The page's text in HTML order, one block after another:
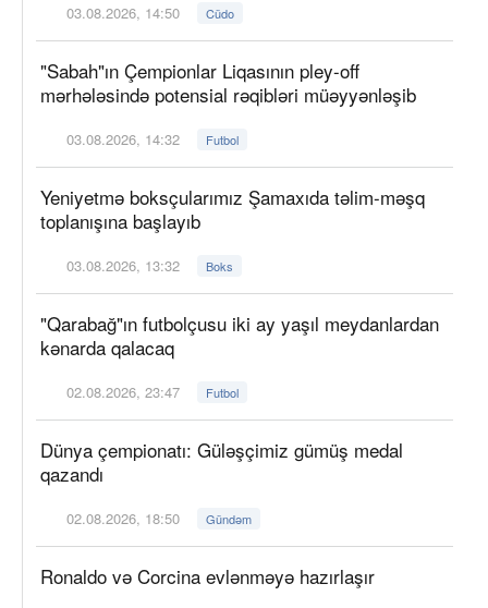
03.08.2026, 14:50 Cüdo
"Sabah"ın Çempionlar Liqasının pley-off
mərhələsində potensial rəqibləri müəyyənləşib
03.08.2026, 14:32 Futbol
Yeniyetmə boksçularımız Şamaxıda təlim-məşq
toplanışına başlayıb
03.08.2026, 13:32 Boks
"Qarabağ"ın futbolçusu iki ay yaşıl meydanlardan
kənarda qalacaq
02.08.2026, 23:47 Futbol
Dünya çempionatı: Güləşçimiz gümüş medal
qazandı
02.08.2026, 18:50 Gündəm
Ronaldo və Corcina evlənməyə hazırlaşır